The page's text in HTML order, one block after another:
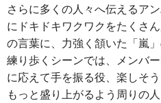
さらに多くの人々へ伝えるア
にドキドキワクワクをたくさ
の言葉に、力強く頷いた「嵐
練り歩くシーンでは、メンバ
に応えて手を振る役、楽しそ
もっと盛り上がるよう周りの